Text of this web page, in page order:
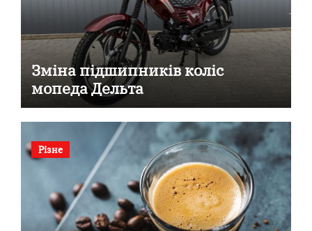
Зміна підшипників коліс
мопеда Дельта
Різне